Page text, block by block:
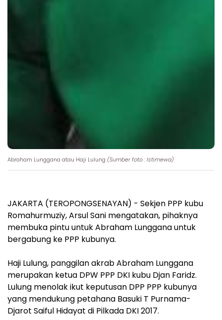
Abraham Lunggana atau Haji Lulung (Sumber foto : Istimewa)
JAKARTA (TEROPONGSENAYAN) - Sekjen PPP kubu
Romahurmuziy, Arsul Sani mengatakan, pihaknya
membuka pintu untuk Abraham Lunggana untuk
bergabung ke PPP kubunya.
Haji Lulung, panggilan akrab Abraham Lunggana
merupakan ketua DPW PPP DKI kubu Djan Faridz.
Lulung menolak ikut keputusan DPP PPP kubunya
yang mendukung petahana Basuki T Purnama-
Djarot Saiful Hidayat di Pilkada DKI 2017.